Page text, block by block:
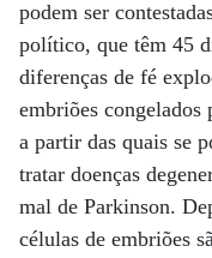
podem ser
político, que têm 45
diferenças de fé
embriões congelados
a partir das quais se
tratar doenças
mal de Parkinson.
células de embriões